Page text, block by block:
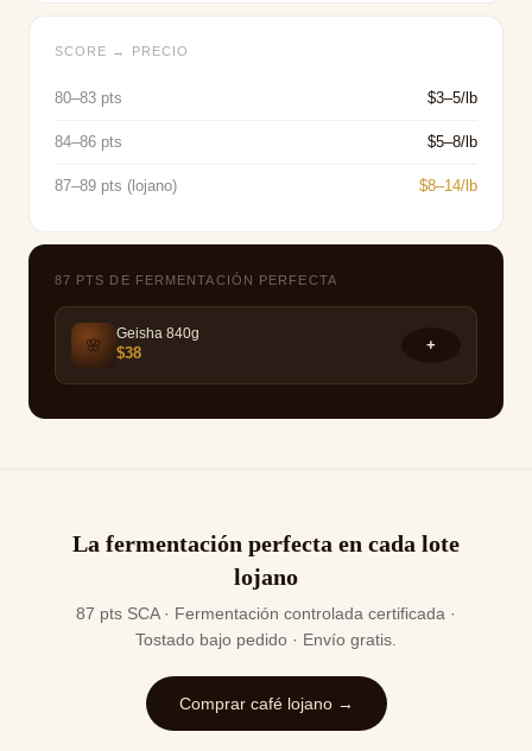
SCORE → PRECIO
80–83 pts $3–5/lb
84–86 pts $5–8/lb
87–89 pts (lojano) $8–14/lb
87 PTS DE FERMENTACIÓN PERFECTA
🌸
Geisha 840g
$38 +
La fermentación perfecta en cada lote
lojano
87 pts SCA · Fermentación controlada certificada ·
Tostado bajo pedido · Envío gratis.
Comprar café lojano →